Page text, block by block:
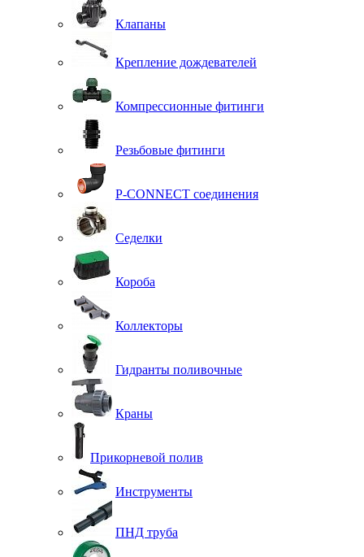
Клапаны
Крепление дождевателей
Компрессионные фитинги
Резьбовые фитинги
P-CONNECT соединения
Седелки
Короба
Коллекторы
Гидранты поливочные
Краны
Прикорневой полив
Инструменты
ПНД труба